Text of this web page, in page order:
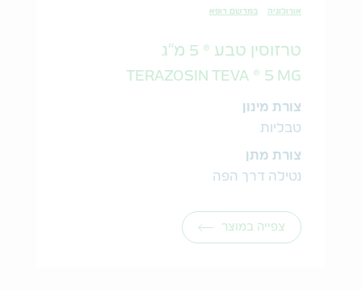
אורולוגיה במרשם רופא
טרזוסין טבע ® 5 מ"ג
TERAZOSIN TEVA ® 5 MG
צורת מינון
טבליות
צורת מתן
נטילה דרך הפה
צפייה במוצר